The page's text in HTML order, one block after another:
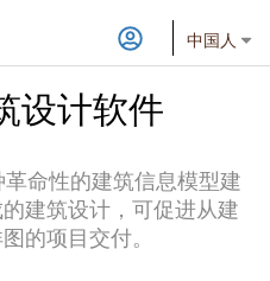
中国人
设计软件
命性的建筑信息模型建
建筑设计，可促进从建
的项目交付。